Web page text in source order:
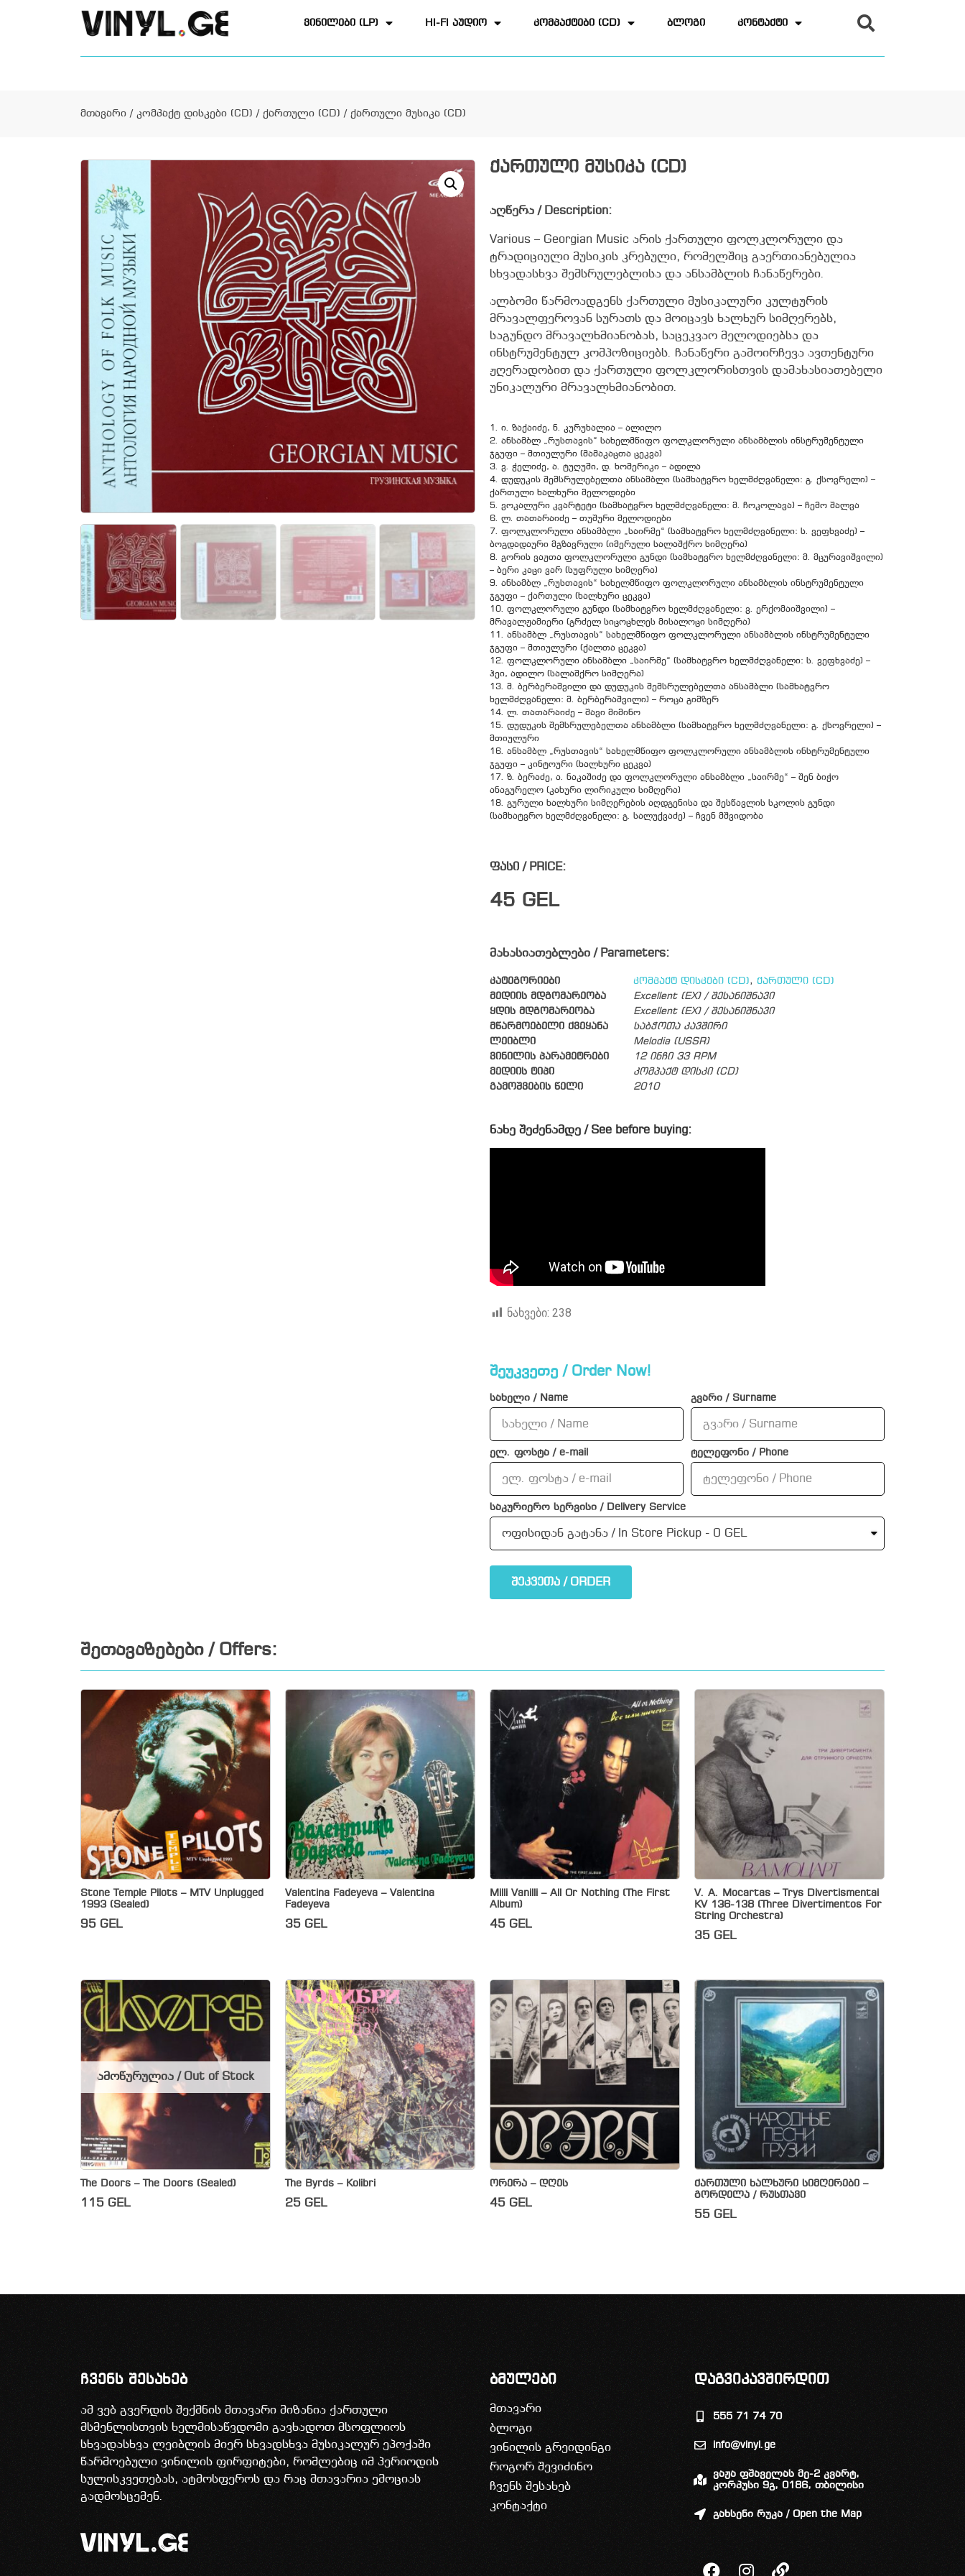
ვინილები (LP) HI-FI აუდიო კომპაქტები (CD) ბლოგი კონტაქტი
მთავარი / კომპაქტ დისკები (CD) / ქართული (CD) / ქართული მუსიკა (CD)
ქართული მუსიკა (CD)
აღწერა / Description:
Various – Georgian Music არის ქართული ფოლკლორული და
ტრადიციული მუსიკის კრებული, რომელშიც გაერთიანებულია
სხვადასხვა შემსრულებლისა და ანსამბლის ჩანაწერები.
ალბომი წარმოადგენს ქართული მუსიკალური კულტურის
მრავალფეროვან სურათს და მოიცავს ხალხურ სიმღერებს,
საგუნდო მრავალხმიანობას, საცეკვაო მელოდიებსა და
ინსტრუმენტულ კომპოზიციებს. ჩანაწერი გამოირჩევა ავთენტური
ჟღერადობით და ქართული ფოლკლორისთვის დამახასიათებელი
უნიკალური მრავალხმიანობით.
1. ი. ზაქაიძე, ნ. კურუხალია – ალილო
2. ანსამბლ „რუსთავის“ სახელმწიფო ფოლკლორული ანსამბლის ინსტრუმენტული
ჯგუფი – მთიულური (მამაკაცთა ცეკვა)
3. ვ. ჭელიძე, ა. ტუღუში, დ. ხომერიკი – ადილა
4. დუდუკის შემსრულებელთა ანსამბლი (სამხატვრო ხელმძღვანელი: გ. ქსოვრელი) –
ქართული ხალხური მელოდიები
5. ვოკალური კვარტეტი (სამხატვრო ხელმძღვანელი: მ. ჩოკოლავა) – ჩემო შალვა
6. ლ. თათარაიძე – თუშური მელოდიები
7. ფოლკლორული ანსამბლი „საირმე“ (სამხატვრო ხელმძღვანელი: ს. ვეფხვაძე) –
ბოგდადაური მგზავრული (იმერული სალაშქრო სიმღერა)
8. გორის ვაჟთა ფოლკლორული გუნდი (სამხატვრო ხელმძღვანელი: მ. მცურავიშვილი)
– ბერი კაცი ვარ (სუფრული სიმღერა)
9. ანსამბლ „რუსთავის“ სახელმწიფო ფოლკლორული ანსამბლის ინსტრუმენტული
ჯგუფი – ქართული (ხალხური ცეკვა)
10. ფოლკლორული გუნდი (სამხატვრო ხელმძღვანელი: ვ. ერქომაიშვილი) –
მრავალჟამიერი (გრძელ სიცოცხლეს მისალოცი სიმღერა)
11. ანსამბლ „რუსთავის“ სახელმწიფო ფოლკლორული ანსამბლის ინსტრუმენტული
ჯგუფი – მთიულური (ქალთა ცეკვა)
12. ფოლკლორული ანსამბლი „საირმე“ (სამხატვრო ხელმძღვანელი: ს. ვეფხვაძე) –
ჰეი, ადილო (სალაშქრო სიმღერა)
13. მ. ბერბერაშვილი და დუდუკის შემსრულებელთა ანსამბლი (სამხატვრო
ხელმძღვანელი: მ. ბერბერაშვილი) – როცა გიმზერ
14. ლ. თათარაიძე – შავი მიმინო
15. დუდუკის შემსრულებელთა ანსამბლი (სამხატვრო ხელმძღვანელი: გ. ქსოვრელი) –
მთიულური
16. ანსამბლ „რუსთავის“ სახელმწიფო ფოლკლორული ანსამბლის ინსტრუმენტული
ჯგუფი – კინტოური (ხალხური ცეკვა)
17. ზ. ბერაძე, ა. ნაკაშიძე და ფოლკლორული ანსამბლი „საირმე“ – შენ ბიჭო
ანაგურელო (კახური ლირიკული სიმღერა)
18. გურული ხალხური სიმღერების აღდგენისა და შესწავლის სკოლის გუნდი
(სამხატვრო ხელმძღვანელი: გ. სალუქვაძე) – ჩვენ მშვიდობა
ფასი / PRICE:
45 GEL
მახასიათებლები / Parameters:
კატეგორიები კომპაქტ დისკები (CD), ქართული (CD)
მედიის მდგომარეობა
Excellent (EX) / შესანიშნავი
ყდის მდგომარეობა
Excellent (EX) / შესანიშნავი
მწარმოებელი ქვეყანა
საბჭოთა კავშირი
ლეიბლი
Melodia (USSR)
ვინილის პარამეტრები
12 ინჩი 33 RPM
მედიის ტიპი
კომპაქტ დისკი (CD)
გამოშვების წელი
2010
ნახე შეძენამდე / See before buying:
ნახვები: 238
შეუკვეთე / Order Now!
სახელი / Name გვარი / Surname
ელ. ფოსტა / e-mail ტელეფონი / Phone
საკურიერო სერვისი / Delivery Service
შეკვეთა / ORDER
შეთავაზებები / Offers:
Stone Temple Pilots – MTV Unplugged
1993 (Sealed)
95 GEL
Valentina Fadeyeva – Valentina
Fadeyeva
35 GEL
Milli Vanilli – All Or Nothing (The First
Album)
45 GEL
V. A. Mocartas – Trys Divertismentai
KV 136-138 (Three Divertimentos For
String Orchestra)
35 GEL
The Doors – The Doors (Sealed)
115 GEL
ამოწურულია / Out of Stock
The Byrds – Kolibri
25 GEL
ორერა – დღეს
45 GEL
ქართული ხალხური სიმღერები –
გორდელა / რუსთავი
55 GEL
ჩვენს შესახებ
ამ ვებ გვერდის შექმნის მთავარი მიზანია ქართული
მსმენლისთვის ხელმისაწვდომი გავხადოთ მსოფლიოს
სხვადასხვა ლეიბლის მიერ სხვადსხვა მუსიკალურ ეპოქაში
წარმოებული ვინილის ფირფიტები, რომლებიც იმ პერიოდის
სულისკვეთებას, ატმოსფეროს და რაც მთავარია ემოციას
გადმოსცემენ.
ბმულები
მთავარი
ბლოგი
ვინილის გრეიდინგი
როგორ შევიძინო
ჩვენს შესახებ
კონტაქტი
დაგვიკავშირდით
555 71 74 70
info@vinyl.ge
ვაჟა ფშაველას მე-2 კვარტ,
კორპუსი 9გ, 0186, თბილისი
გახსენი რუკა / Open the Map